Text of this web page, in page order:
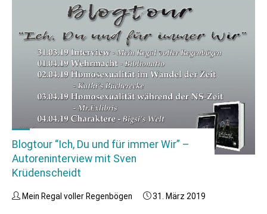
Rostiges
Herz”"
Blogtour “Ich, Du und für immer Wir” –
Autoreninterview mit Sven
Krüdenscheidt
Mein Regal voller Regenbögen 31. März 2019